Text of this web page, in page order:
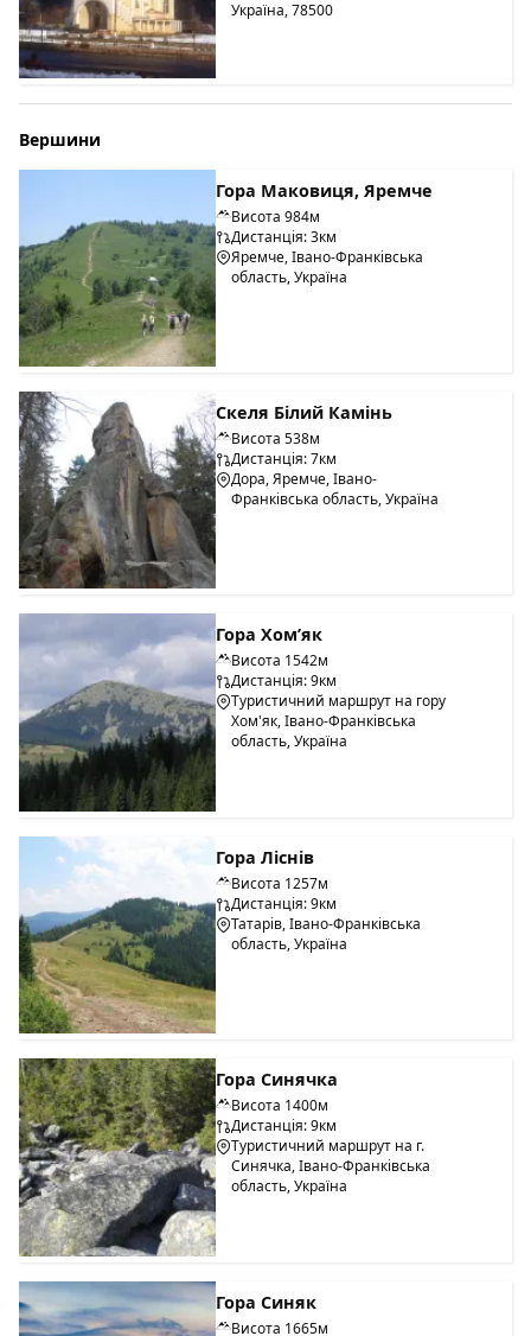
Україна, 78500
Вершини
Гора Маковиця, Яремче
Висота 984м
Дистанція: 3км
Яремче, Івано-Франківська
область, Україна
Скеля Білий Камінь
Висота 538м
Дистанція: 7км
Дора, Яремче, Івано-
Франківська область, Україна
Гора Хом’як
Висота 1542м
Дистанція: 9км
Туристичний маршрут на гору
Хом'як, Івано-Франківська
область, Україна
Гора Ліснів
Висота 1257м
Дистанція: 9км
Татарів, Івано-Франківська
область, Україна
Гора Синячка
Висота 1400м
Дистанція: 9км
Туристичний маршрут на г.
Синячка, Івано-Франківська
область, Україна
Гора Синяк
Висота 1665м